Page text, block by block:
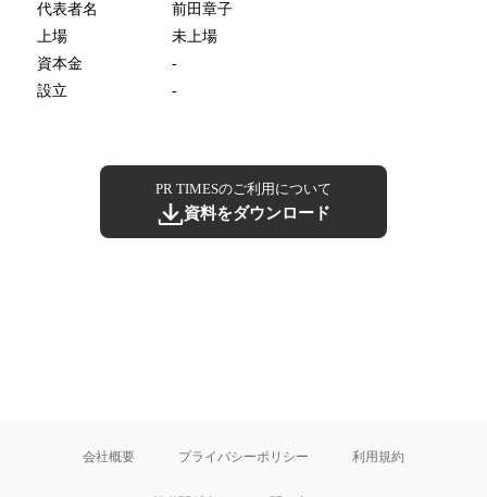
代表者名
前田章子
上場
未上場
資本金
-
設立
-
PR TIMESのご利用について
資料をダウンロード
会社概要 プライバシーポリシー 利用規約